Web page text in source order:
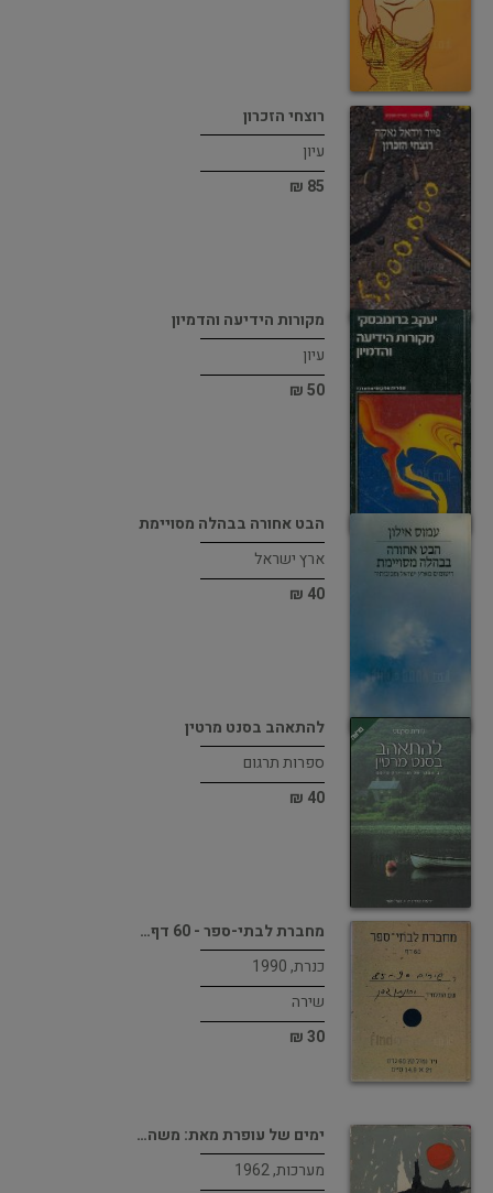
רוצחי הזכרון
עיון
85 ₪
מקורות הידיעה והדמיון
עיון
50 ₪
הבט אחורה בבהלה מסויימת
ארץ ישראל
40 ₪
להתאהב בסנט מרטין
ספרות תרגום
40 ₪
מחברת לבתי-ספר - 60 דף…
כנרת, 1990
שירה
30 ₪
ימים של עופרת מאת: משה…
מערכות, 1962